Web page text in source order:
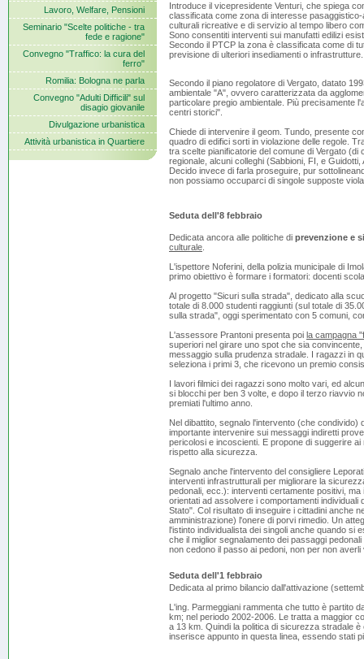
Lavoro, Welfare, Pensioni
Seminario "Scelte politiche - tra
fede e ragione"
Convegno "Traffico: la cura del
ferro"
Romilia: Bologna ne parla
Convegno "Adulti Difficili" sul
disagio giovanile
Divulgazione urbanistica
Attività urbanistica in Quartiere
Introduce il vicepresidente Venturi, che spiega
classificata come zona di interesse
culturali ricreative e di servizio al tempo libero
Sono consentiti interventi sui manufatti edilizi
Secondo il PTCP la zona è classificata come di
previsione di ulteriori insediamenti o infrastrutture.
Secondo il piano regolatore di Vergato, datato
ambientale "A", ovvero caratterizzata da
particolare pregio ambientale. Più precisamente
centri storici".
Chiede di intervenire il geom. Tundo, presente
quadro di edifici sorti in violazione delle regole.
tra scelte pianificatorie del comune di Vergato
regionale, alcuni colleghi (Sabbioni, FI, e
Decido invece di farla proseguire, pur
non possiamo occuparci di singole supposte
Seduta dell'8 febbraio
Dedicata ancora alle politiche di prevenzione e
culturale
L'ispettore Noferini, della polizia municipale di
primo obiettivo è formare i formatori: docenti
Al progetto "Sicuri sulla strada", dedicato alla
totale di 8.000 studenti raggiunti (sul totale di
sulla strada", oggi sperimentato con 5 comuni,
L'assessore Prantoni presenta poi la campagna
superiori nel girare uno spot che sia
messaggio sulla prudenza stradale. I ragazzi in
seleziona i primi 3, che ricevono un premio
I lavori filmici dei ragazzi sono molto vari, ed
si blocchi per ben 3 volte, e dopo il terzo riavvio
premiati l'ultimo anno.
Nel dibattito, segnalo l'intervento (che
importante intervenire sui messaggi indiretti
pericolosi e incoscienti. E propone di suggerire
rispetto alla sicurezza.
Segnalo anche l'intervento del consigliere
interventi infrastrutturali per migliorare la
pedonali, ecc.): interventi certamente positivi,
orientati ad assolvere i comportamenti
Stato". Col risultato di inseguire i cittadini anche
amministrazione) l'onere di porvi rimedio. Un
l'istinto individualista dei singoli anche quando si
che il miglior segnalamento dei passaggi
non cedono il passo ai pedoni, non per non
Seduta dell'1 febbraio
Dedicata al primo bilancio dall'attivazione
L'ing. Parmeggiani rammenta che tutto è partito
km; nel periodo 2002-2006. Le tratta a maggior
a 13 km. Quindi la politica di sicurezza stradale
inserisce appunto in questa linea, essendo stati